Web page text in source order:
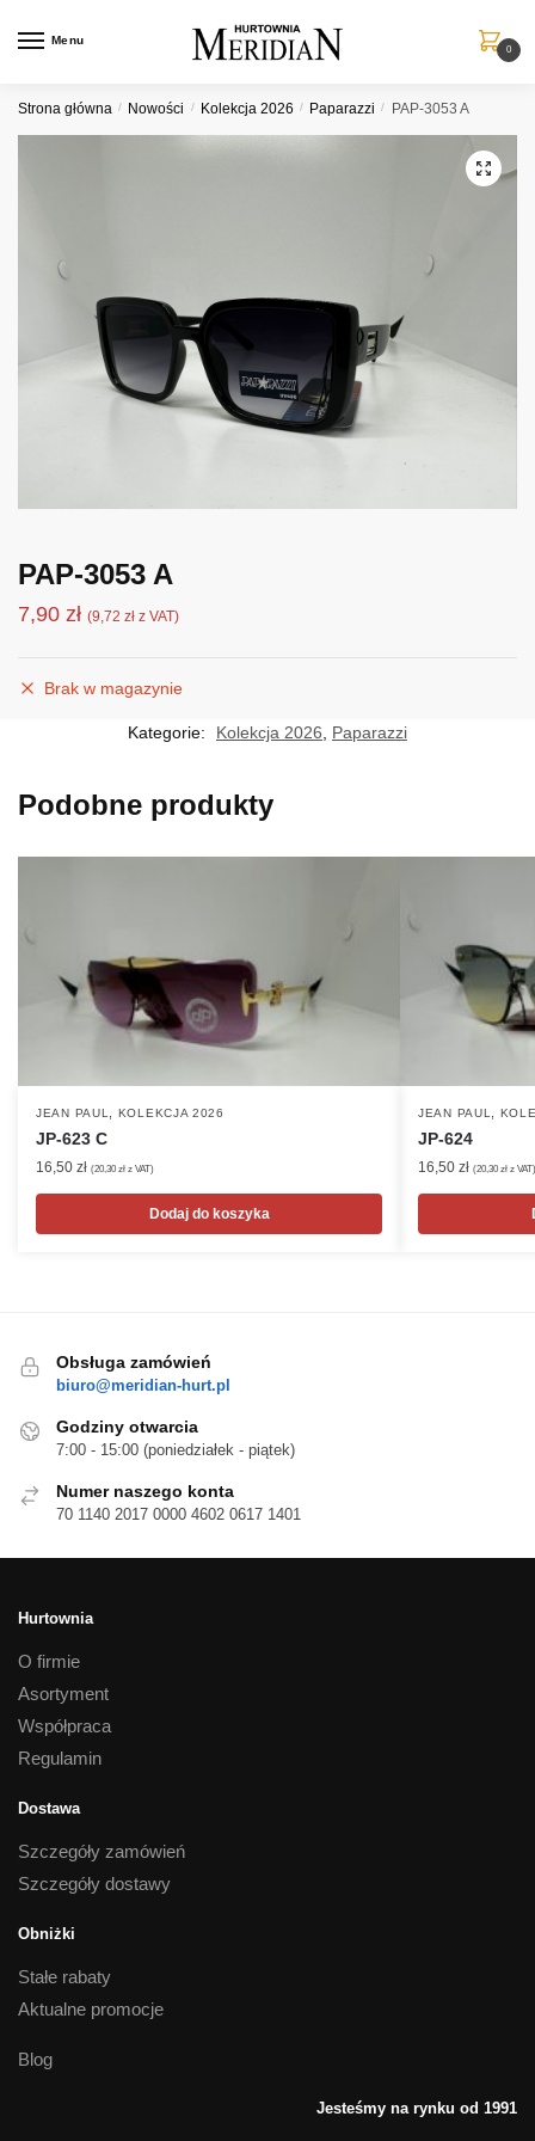
Menu
0
Strona główna / Nowości / Kolekcja 2026 / Paparazzi / PAP-3053 A
PAP-3053 A
7,90 zł (9,72 zł z VAT)
Brak w magazynie
Kategorie: Kolekcja 2026, Paparazzi
Podobne produkty
JEAN PAUL, KOLEKCJA 2026
JP-623 C
16,50 zł (20,30 zł z VAT)
Dodaj do koszyka
JEAN PAUL,
JP-624
16,50 zł (20,30 zł z VAT)
Obsługa zamówień
biuro@meridian-hurt.pl
Godziny otwarcia
7:00 - 15:00 (poniedziałek - piątek)
Numer naszego konta
70 1140 2017 0000 4602 0617 1401
Hurtownia
O firmie
Asortyment
Współpraca
Regulamin
Dostawa
Szczegóły zamówień
Szczegóły dostawy
Obniżki
Stałe rabaty
Aktualne promocje
Blog
Jesteśmy na rynku od 1991